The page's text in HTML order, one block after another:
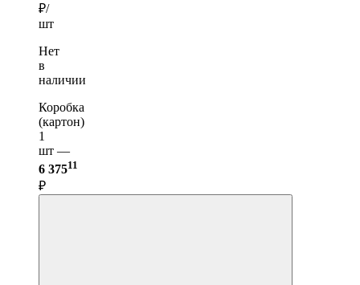
₽/
шт
Нет
в
наличии
Коробка
(картон)
1
шт —
6 37511
₽